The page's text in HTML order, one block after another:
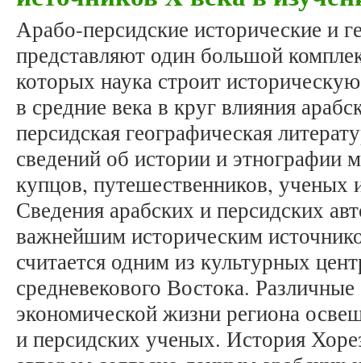
Арабо-персидские исторические и
представляют один большой
которых наука строит
в средние века в круг влияния
персидская географическая
сведений об истории и этнографии
купцов, путешественников, ученых
Сведения арабских и персидских
важнейшим историческим
считается одним из культурных
средневекового Востока.
экономической жизни региона
и персидских ученых. История